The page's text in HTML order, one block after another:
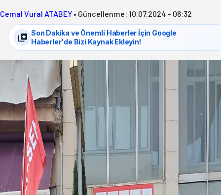
Cemal Vural ATABEY • Güncellenme: 10.07.2024 - 06:32
Son Dakika ve Önemli Haberler İçin Google
Haberler'de Bizi Kaynak Ekleyin!